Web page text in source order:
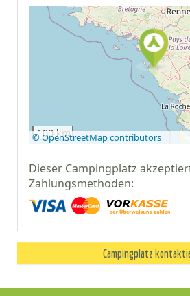
Auf Google
anzeigen
100 km
© OpenStreetMap contributors
Dieser Campingplatz
Zahlungsmethoden:
Campingplatz